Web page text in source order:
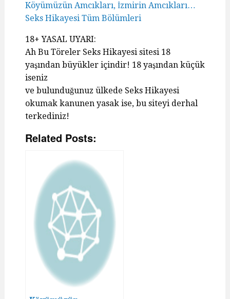
Köyümüzün Amcıkları, İzmirin Amcıkları…
Seks Hikayesi Tüm Bölümleri
18+ YASAL UYARI:
Ah Bu Töreler Seks Hikayesi sitesi 18
yaşından büyükler içindir! 18 yaşından küçük
iseniz
ve bulunduğunuz ülkede Seks Hikayesi
okumak kanunen yasak ise, bu siteyi derhal
terkediniz!
Related Posts: